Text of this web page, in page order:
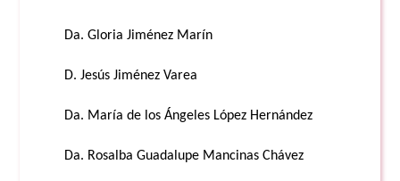
Da. Gloria Jiménez Marín
D. Jesús Jiménez Varea
Da. María de los Ángeles López Hernández
Da. Rosalba Guadalupe Mancinas Chávez